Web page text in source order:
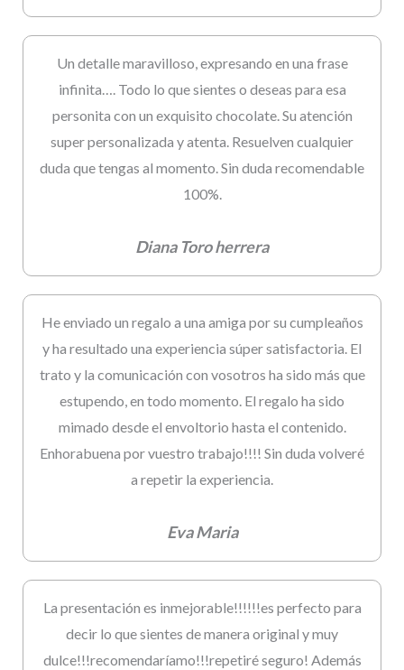
Un detalle maravilloso, expresando en una frase
infinita…. Todo lo que sientes o deseas para esa
personita con un exquisito chocolate. Su atención
super personalizada y atenta. Resuelven cualquier
duda que tengas al momento. Sin duda recomendable
100%.
Diana Toro herrera
He enviado un regalo a una amiga por su cumpleaños
y ha resultado una experiencia súper satisfactoria. El
trato y la comunicación con vosotros ha sido más que
estupendo, en todo momento. El regalo ha sido
mimado desde el envoltorio hasta el contenido.
Enhorabuena por vuestro trabajo!!!! Sin duda volveré
a repetir la experiencia.
Eva Maria
La presentación es inmejorable!!!!!!es perfecto para
decir lo que sientes de manera original y muy
dulce!!!recomendaríamo!!!repetiré seguro! Además